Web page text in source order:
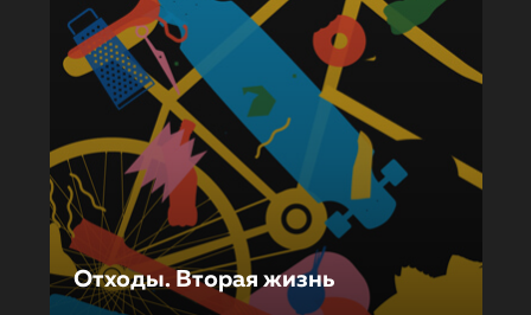
Отходы. Вторая жизнь